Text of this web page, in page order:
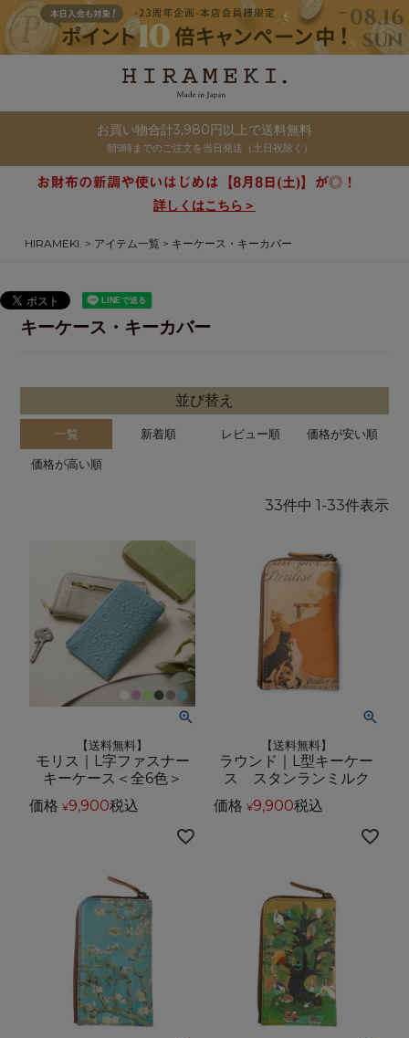
お買い物合計3,980円以上で送料無料
朝9時までのご注文を当日発送（土日祝除く）
詳しくはこちら＞
HIRAMEKI. アイテム一覧 キーケース・キーカバー
キーケース・キーカバー
並び替え
一覧 新着順 レビュー順 価格が安い順
価格が高い順
33件中 1 -33件表示
【送料無料】
モリス｜L字ファスナー
キーケース＜全6色＞
価格 ¥9,900税込
【送料無料】
ラウンド｜L型キーケー
ス スタンランミルク
価格 ¥9,900税込